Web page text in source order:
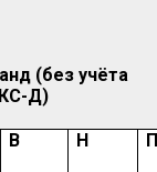
(без учёта
Д)
В Н